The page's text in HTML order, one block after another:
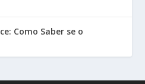
Como Saber se o